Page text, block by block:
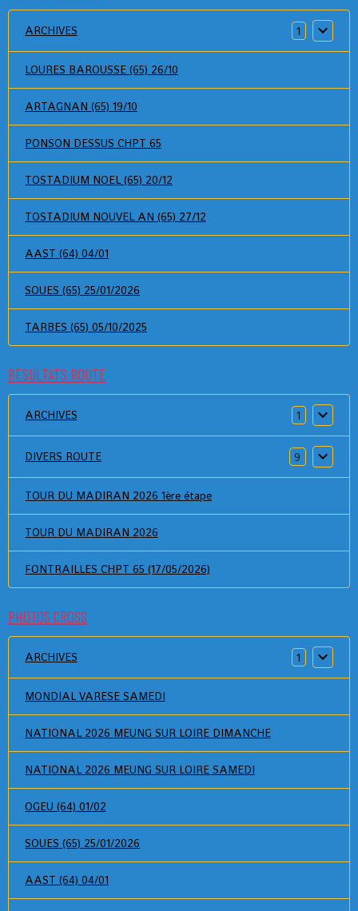
ARCHIVES 1
LOURES BAROUSSE (65) 26/10
ARTAGNAN (65) 19/10
PONSON DESSUS CHPT 65
TOSTADIUM NOEL (65) 20/12
TOSTADIUM NOUVEL AN (65) 27/12
AAST (64) 04/01
SOUES (65) 25/01/2026
TARBES (65) 05/10/2025
RESULTATS ROUTE
ARCHIVES 1
DIVERS ROUTE 9
TOUR DU MADIRAN 2026 1ère étape
TOUR DU MADIRAN 2026
FONTRAILLES CHPT 65 (17/05/2026)
PHOTOS CROSS
ARCHIVES 1
MONDIAL VARESE SAMEDI
NATIONAL 2026 MEUNG SUR LOIRE DIMANCHE
NATIONAL 2026 MEUNG SUR LOIRE SAMEDI
OGEU (64) 01/02
SOUES (65) 25/01/2026
AAST (64) 04/01